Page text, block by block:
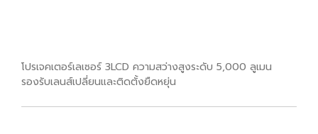
โปรเจคเตอร์เลเซอร์ 3LCD ความสว่างสูงระดับ 5,000 ลูเมน
รองรับเลนส์เปลี่ยนและติดตั้งยืดหยุ่น